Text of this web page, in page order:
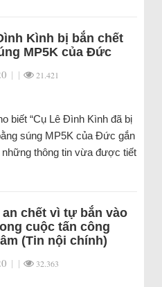
Kình bị bắn chết
MP5K của Đức
| | 21.421
biết “Cụ Lê Đình Kình đã bị
súng MP5K của Đức gắn
những thông tin vừa được tiết
an chết vì tự bắn vào
cuộc tấn công
(Tin nội chính)
| | 32.363